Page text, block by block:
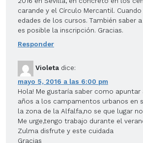
carande y el Círculo Mercantil.
edades de los cursos. También saber
es posible la inscripción. Gracias.
Responder
Violeta dice:
mayo 5, 2016 a las 6:00 pm
Hola! Me gustaría saber como apuntar
años a los campamentos urbanos en
la zona de la Alfalfa,no se que lugar
Me urge,tengo trabajo durante el
Zulma disfrute y este cuidada
Gracias